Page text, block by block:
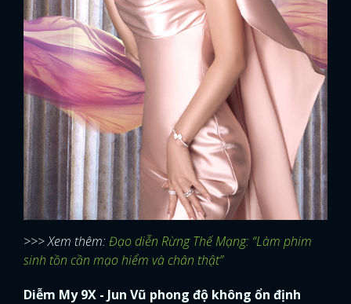
>>> Xem thêm:Đạo diễn Rừng Thế Mạng: “Làm phim
sinh tồn cần mạo hiểm và chân thật”
Diễm My 9X - Jun Vũ phong độ không ổn định